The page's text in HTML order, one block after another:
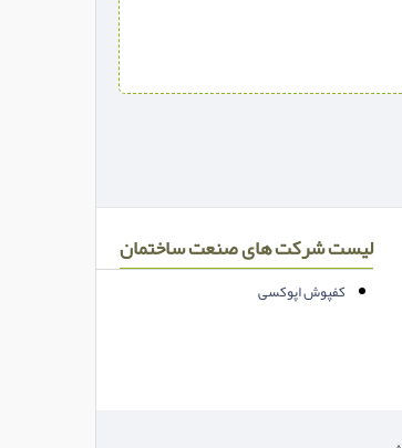
لیست شرکت های صنعت ساختمان
کفپوش اپوکسی